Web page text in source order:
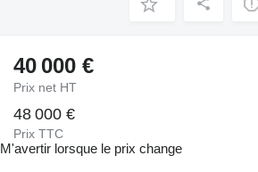
40 000 €
Prix net HT
48 000 €
Prix TTC
M'avertir lorsque le prix change